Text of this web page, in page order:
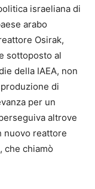
israeliana di
arabo
Osirak,
sottoposto al
della IAEA, non
di
per un
altrove
nuovo reattore
che chiamò